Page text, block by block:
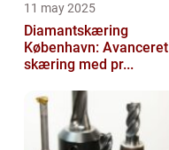
11 may 2025
Diamantskæring
København: Avanceret
skæring med pr...